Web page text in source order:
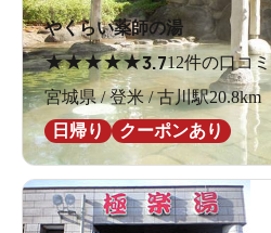
やくらい薬師の湯
★★★★★3.712件の口コミ
宮城県 / 登米 / 古川駅20.8km
日帰り
クーポンあり